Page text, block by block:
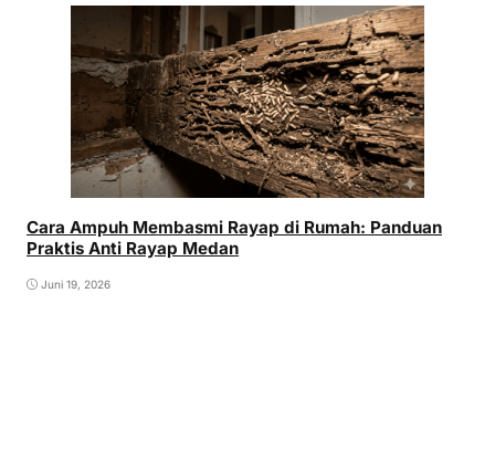
Cara Ampuh Membasmi Rayap di Rumah: Panduan
Praktis Anti Rayap Medan
Juni 19, 2026